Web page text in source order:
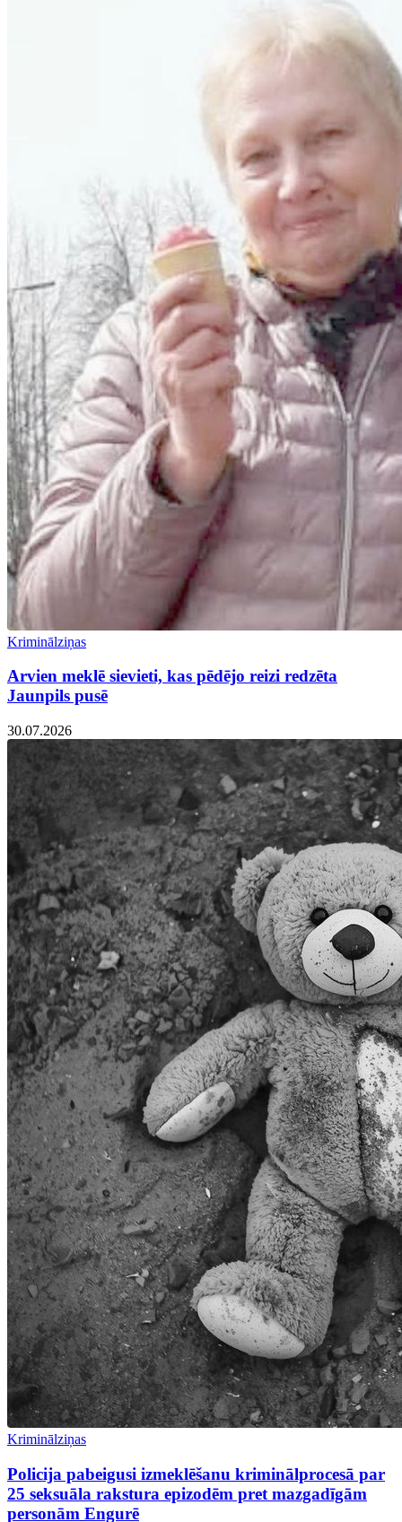
Kriminālziņas
Arvien meklē sievieti, kas pēdējo reizi redzēta
Jaunpils pusē
30.07.2026
Kriminālziņas
Policija pabeigusi izmeklēšanu kriminālprocesā par
25 seksuāla rakstura epizodēm pret mazgadīgām
personām Engurē